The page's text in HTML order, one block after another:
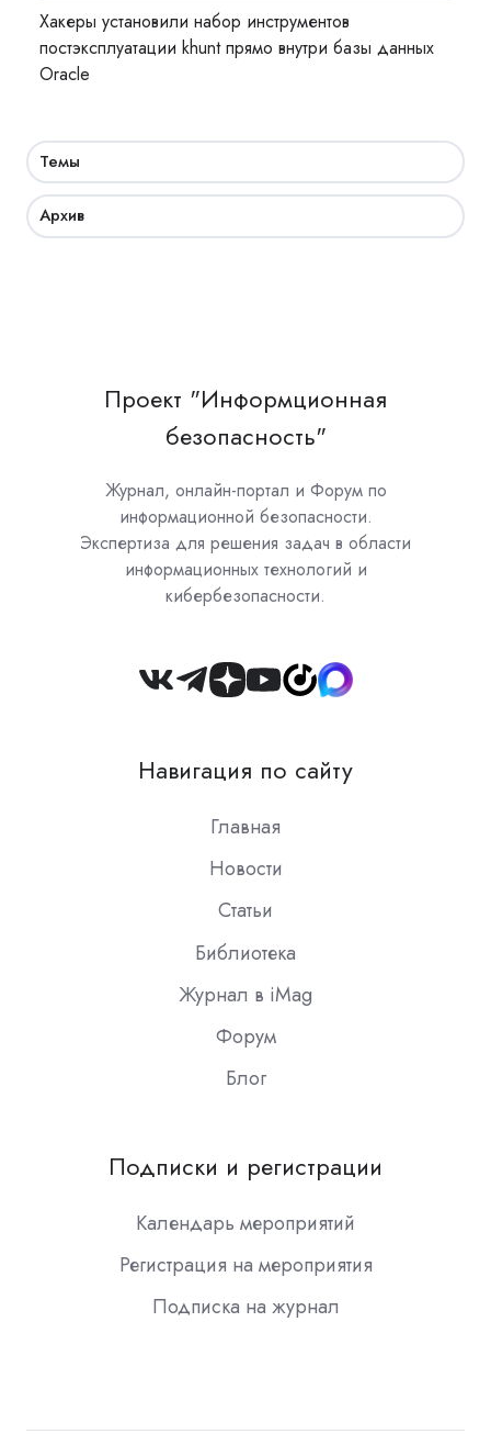
Хакеры установили набор инструментов
постэксплуатации khunt прямо внутри базы данных
Oracle
Темы
Архив
Проект "Информционная
безопасность"
Журнал, онлайн-портал и Форум по
информационной безопасности.
Экспертиза для решения задач в области
информационных технологий и
кибербезопасности.
Join
Slack
Навигация по сайту
Главная
Новости
Статьи
Библиотека
Журнал в iMag
Форум
Блог
Подписки и регистрации
Календарь мероприятий
Регистрация на мероприятия
Подписка на журнал